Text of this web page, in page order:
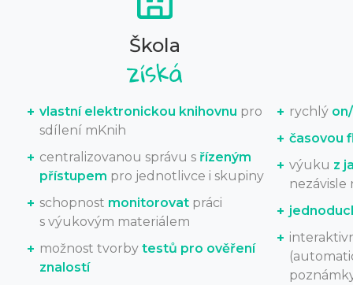
Škola
vlastní elektronickou knihovnu pro
sdílení mKnih
centralizovanou správu s řízeným
přístupem pro jednotlivce i skupiny
schopnost monitorovatpráci
s výukovým materiálem
možnost tvorby testů pro ověření
znalostí
rychlý
časovou
výuku z
nezávisle